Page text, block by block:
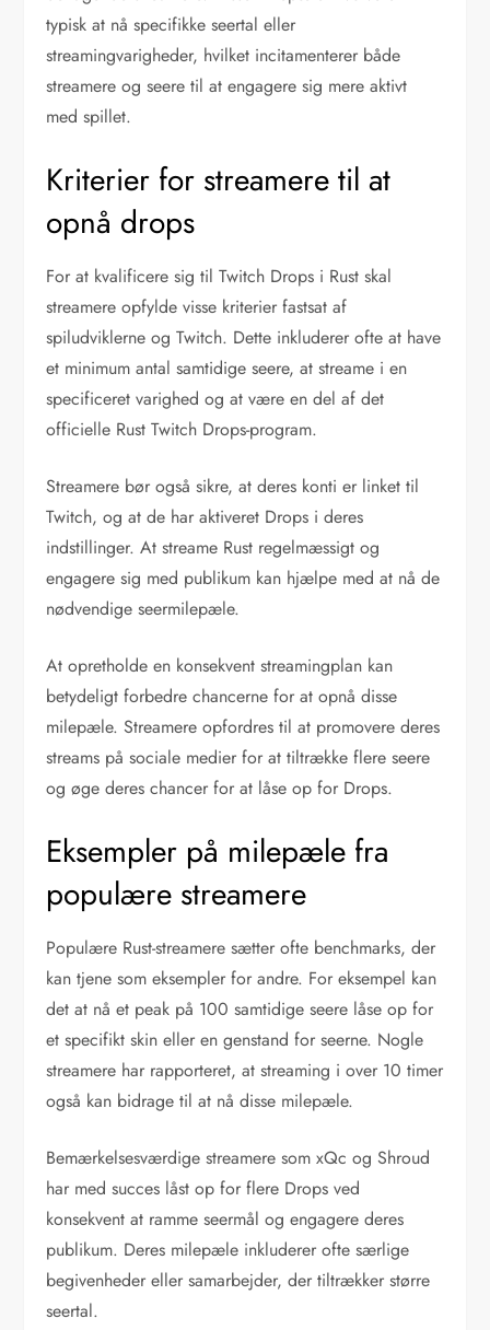
typisk at nå specifikke seertal eller
streamingvarigheder, hvilket incitamenterer både
streamere og seere til at engagere sig mere aktivt
med spillet.
Kriterier for streamere til at
opnå drops
For at kvalificere sig til Twitch Drops i Rust skal
streamere opfylde visse kriterier fastsat af
spiludviklerne og Twitch. Dette inkluderer ofte at have
et minimum antal samtidige seere, at streame i en
specificeret varighed og at være en del af det
officielle Rust Twitch Drops-program.
Streamere bør også sikre, at deres konti er linket til
Twitch, og at de har aktiveret Drops i deres
indstillinger. At streame Rust regelmæssigt og
engagere sig med publikum kan hjælpe med at nå de
nødvendige seermilepæle.
At opretholde en konsekvent streamingplan kan
betydeligt forbedre chancerne for at opnå disse
milepæle. Streamere opfordres til at promovere deres
streams på sociale medier for at tiltrække flere seere
og øge deres chancer for at låse op for Drops.
Eksempler på milepæle fra
populære streamere
Populære Rust-streamere sætter ofte benchmarks, der
kan tjene som eksempler for andre. For eksempel kan
det at nå et peak på 100 samtidige seere låse op for
et specifikt skin eller en genstand for seerne. Nogle
streamere har rapporteret, at streaming i over 10 timer
også kan bidrage til at nå disse milepæle.
Bemærkelsesværdige streamere som xQc og Shroud
har med succes låst op for flere Drops ved
konsekvent at ramme seermål og engagere deres
publikum. Deres milepæle inkluderer ofte særlige
begivenheder eller samarbejder, der tiltrækker større
seertal.